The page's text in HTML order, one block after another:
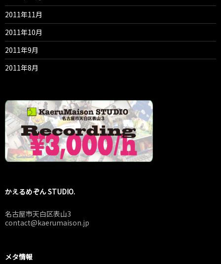
2011年11月
2011年10月
2011年9月
2011年8月
かえるめぞん STUDIO.
名古屋市天白区表山3
contact@kaerumaison.jp
メタ情報